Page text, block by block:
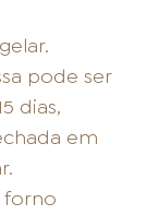
pode ser
dias,
em
forno